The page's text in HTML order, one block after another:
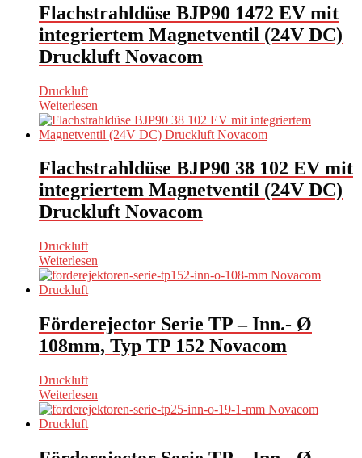
Flachstrahldüse BJP90 1472 EV mit
integriertem Magnetventil (24V DC)
Druckluft Novacom
Druckluft
Weiterlesen
Flachstrahldüse BJP90 38 102 EV mit
integriertem Magnetventil (24V DC)
Druckluft Novacom
Druckluft
Weiterlesen
Förderejector Serie TP – Inn.- Ø
108mm, Typ TP 152 Novacom
Druckluft
Weiterlesen